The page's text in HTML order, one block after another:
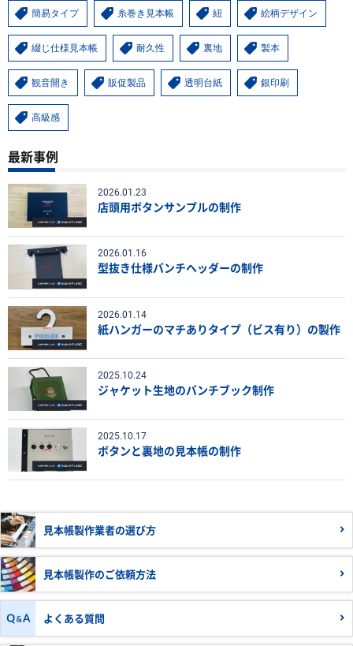
簡易タイプ 糸巻き見本帳 紐 絵柄デザイン
綴じ仕様見本帳 耐久性 裏地 製本
観音開き 販促製品 透明台紙 銀印刷
高級感
最新事例
2026.01.23
店頭用ボタンサンプルの制作
2026.01.16
型抜き仕様バンチヘッダーの制作
2026.01.14
紙ハンガーのマチありタイプ（ビス有り）の製作
2025.10.24
ジャケット生地のバンチブック制作
2025.10.17
ボタンと裏地の見本帳の制作
見本帳製作業者の選び方
見本帳製作のご依頼方法
よくある質問